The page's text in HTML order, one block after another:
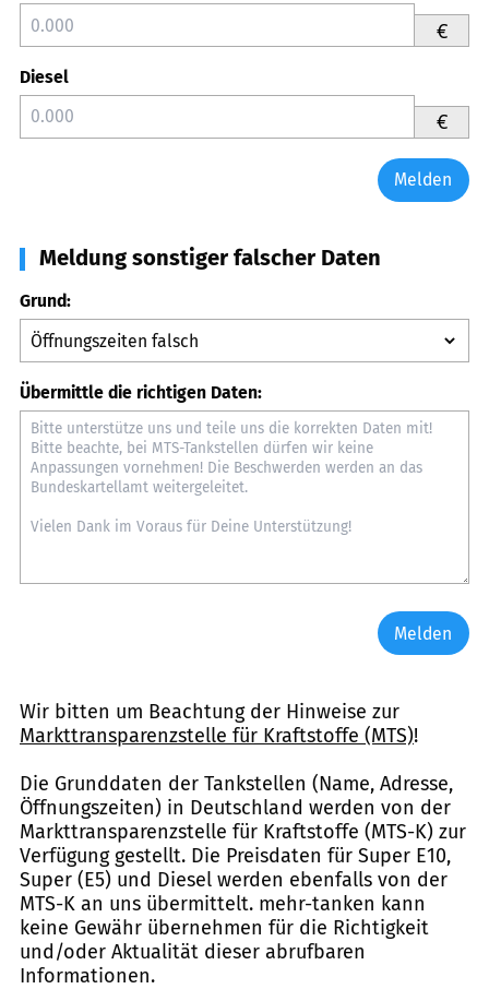
€
Diesel
€
Melden
Meldung sonstiger falscher Daten
Grund:
Übermittle die richtigen Daten:
Melden
Wir bitten um Beachtung der Hinweise zur
Markttransparenzstelle für Kraftstoffe (MTS)!
Die Grunddaten der Tankstellen (Name, Adresse,
Öffnungszeiten) in Deutschland werden von der
Markttransparenzstelle für Kraftstoffe (MTS-K) zur
Verfügung gestellt. Die Preisdaten für Super E10,
Super (E5) und Diesel werden ebenfalls von der
MTS-K an uns übermittelt. mehr-tanken kann
keine Gewähr übernehmen für die Richtigkeit
und/oder Aktualität dieser abrufbaren
Informationen.